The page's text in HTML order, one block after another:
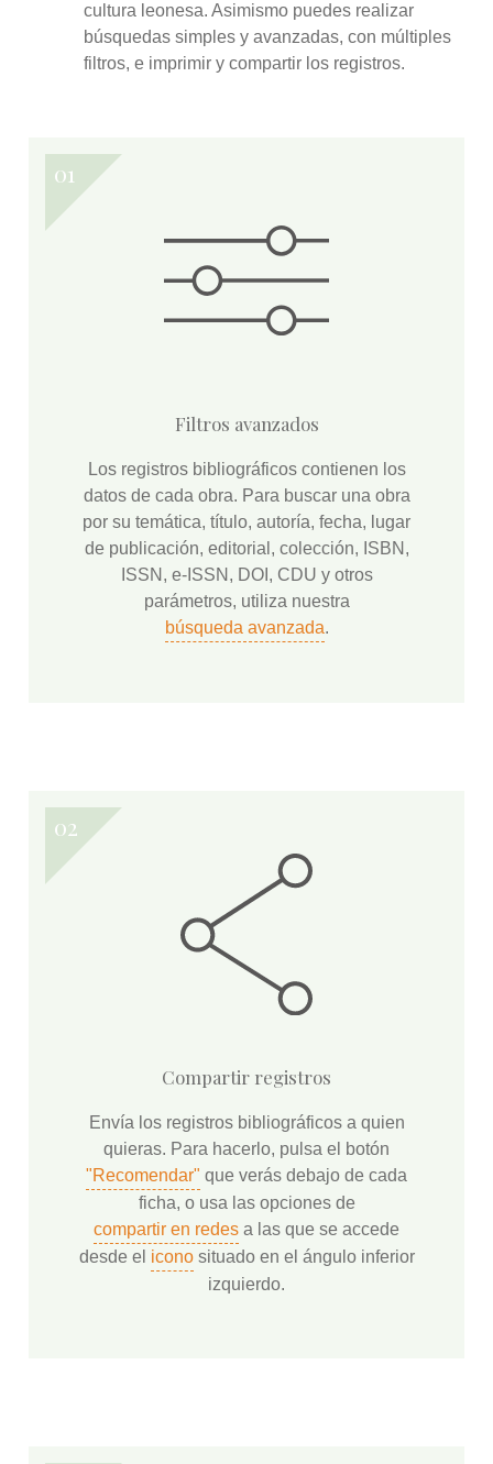
cultura leonesa. Asimismo puedes realizar
búsquedas simples y avanzadas, con múltiples
filtros, e imprimir y compartir los registros.
Filtros avanzados
Los registros bibliográficos contienen los
datos de cada obra. Para buscar una obra
por su temática, título, autoría, fecha, lugar
de publicación, editorial, colección, ISBN,
ISSN, e-ISSN, DOI, CDU y otros
parámetros, utiliza nuestra
búsqueda avanzada.
Compartir registros
Envía los registros bibliográficos a quien
quieras. Para hacerlo, pulsa el botón
"Recomendar" que verás debajo de cada
ficha, o usa las opciones de
compartir en redes a las que se accede
desde el iconosituado en el ángulo inferior
izquierdo.